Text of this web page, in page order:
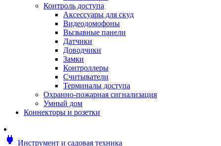
Культиваторы и мотоблоки
Аэраторы и скарификаторы
Мотоблоки
Генераторы
Снегоуборщики
Воздуходувки
Цепные и бензопилы
Оснастка к садовой технике
Садовые насосы
Поливочное оборудование
Садовые измельчители
Гидроаккумуляторы
Аксессуары для садовых инструментов
Контроль доступа
Аксессуары для скуд
Видеодомофоны
Вызывные панели
Датчики
Доводчики
Замки
Контроллеры
Считыватели
Терминалы доступа
Охранно-пожарная сигнализация
Умный дом
Коннекторы и розетки
power Инструмент и садовая техника